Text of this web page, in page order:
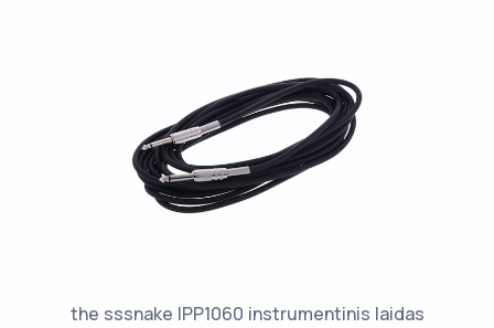
the sssnake IPP1060 instrumentinis laidas